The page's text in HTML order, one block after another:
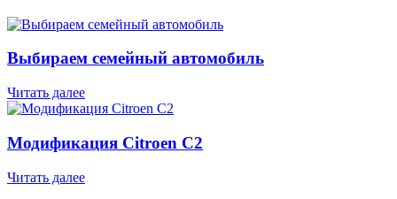
Выбираем семейный автомобиль
Читать далее
Модификация Citroen С2
Читать далее